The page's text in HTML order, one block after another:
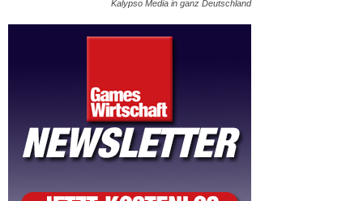
Kalypso Media in ganz Deutschland